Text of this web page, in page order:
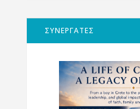
ΣΥΝΕΡΓΑΤΕΣ